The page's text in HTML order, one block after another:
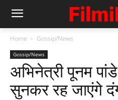
Home Gossip/News
Gossip/News
अभिनेत्री पूनम
सुनकर रह जाएंगे